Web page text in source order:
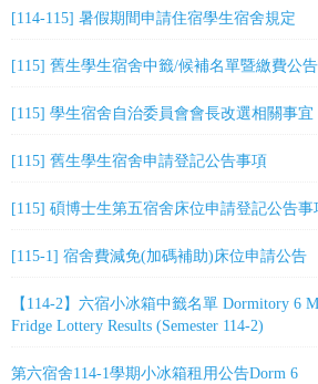
[114-115] 暑假期間申請住宿學生宿舍規定
[115] 舊生學生宿舍中籤/候補名單暨繳費公
[115] 學生宿舍自治委員會會長改選相關事宜
[115] 舊生學生宿舍申請登記公告事項
[115] 碩博士生第五宿舍床位申請登記公告事
[115-1] 宿舍費減免(加碼補助)床位申請公告
【114-2】六宿小冰箱中籤名單 Dormitory 6
Fridge Lottery Results (Semester 114-2)
第六宿舍114-1學期小冰箱租用公告Dorm 6